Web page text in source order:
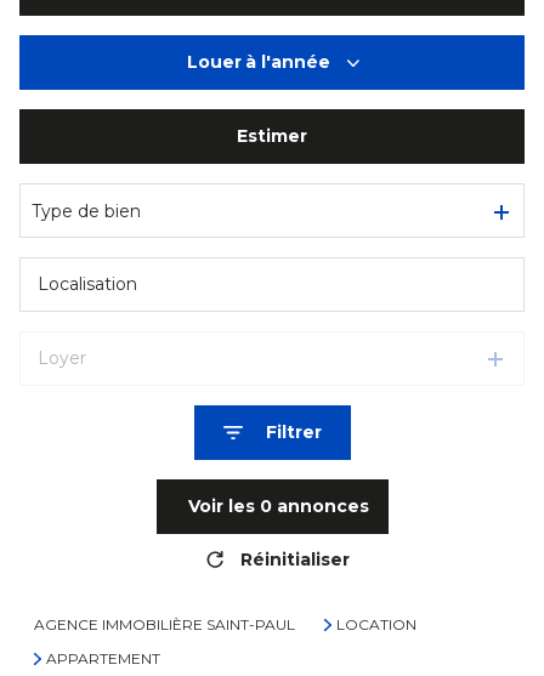
De l'immo pro
Louer à l'année
De l'immo pro
Estimer
Type de bien
Loyer
Filtrer
Voir les 0annonces
Réinitialiser
AGENCE IMMOBILIÈRE SAINT-PAUL
LOCATION
APPARTEMENT